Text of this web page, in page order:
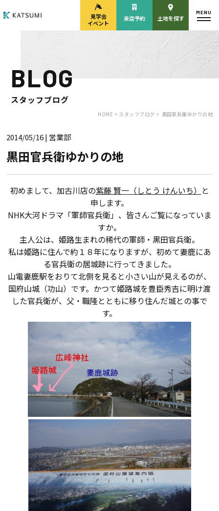
モデルハウス
来場予約
見学会・
来店予約
HOME
会員登録
分譲モデルハウス
おすすめ分譲地
KATSUMIの標準仕様 和暮-なごみ-
素材とデザイン
長期優良住宅
見学会
イベント
来店予約 土地を探す
MENU
BLOG
スタッフブログ
HOME > スタッフブログ > 黒田官兵衛ゆかりの地
2014/05/16| 営業部
黒田官兵衛ゆかりの地
初めまして、加古川店の紫藤 賢一（しとう けんいち） と
申します。
NHK大河ドラマ「軍師官兵衛」、皆さんご覧になっていま
すか。
主人公は、姫路生まれの稀代の軍師・黒田官兵衛。
私は姫路に住んで約１８年になりますが、初めて妻鹿にあ
る官兵衛の居城跡に行ってきました。
山電妻鹿駅をおりて北側を見ると小さい山が見えるのが、
国府山城（功山）です。かつて姫路城を豊臣秀吉に明け渡
した官兵衛が、父・職隆とともに移り住んだ城との事で
す。